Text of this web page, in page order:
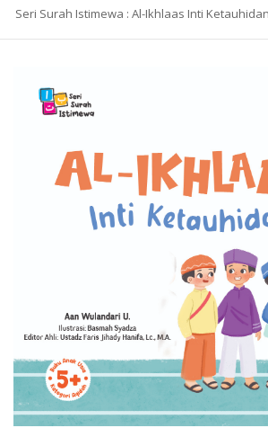
Seri Surah Istimewa : Al-Ikhlaas Inti Ketauhidan